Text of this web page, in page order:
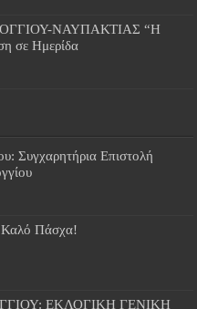
ΝΑΥΠΑΚΤΙΑΣ “Η
σε Ημερίδα
Συγχαρητήρια Επιστολή
Πάσχα!
ΕΚΛΟΓΙΚΗ ΓΕΝΙΚΗ